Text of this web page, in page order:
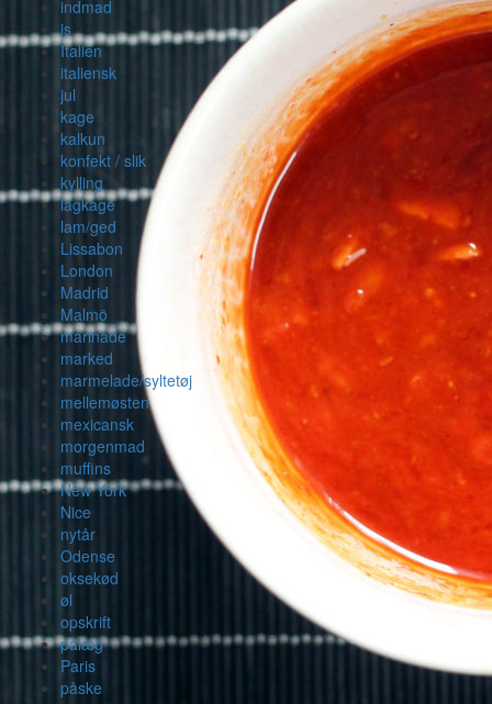
indmad
is
Italien
italiensk
jul
kage
kalkun
konfekt / slik
kylling
lagkage
lam/ged
Lissabon
London
Madrid
Malmö
marinade
marked
marmelade/syltetøj
mellemøsten
mexicansk
morgenmad
muffins
New York
Nice
nytår
Odense
oksekød
øl
opskrift
pålæg
Paris
påske